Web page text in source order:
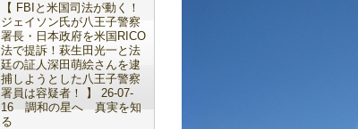
【 FBIと米国司法が動く！
ジェイソン氏が八王子警察
署長・日本政府を米国RICO
法で提訴！萩生田光一と法
廷の証人深田萌絵さんを逮
捕しようとした八王子警察
署員は容疑者！ 】 26-07-
16 調和の星へ 真実を知
る